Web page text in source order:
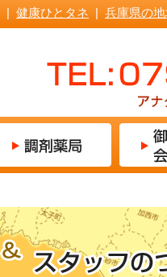
| 健康ひとタネ | 兵庫県の